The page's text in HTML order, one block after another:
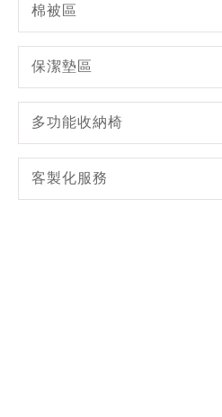
棉被區
保潔墊區
多功能收納椅
客製化服務